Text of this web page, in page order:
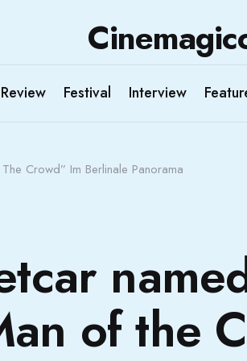
Review Festival Interview
Crowd” Im Berlinale Panorama
of the